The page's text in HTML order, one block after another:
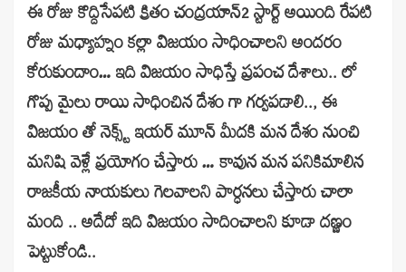
ఈ రోజు కొద్దిసేపటి క్రితం చంద్రయాన్2 స్టార్ట్ అయింది రేపటి
రోజు మధ్యాహ్నం కల్లా విజయం సాధించాలని అందరం
కోరుకుందాం… ఇది విజయం సాధిస్తే ప్రపంచ దేశాలు.. లో
గొప్ప మైలు రాయి సాధించిన దేశం గా గర్వపడాలి.., ఈ
విజయం తో నెక్స్ట్ ఇయర్ మూన్ మీదకి మన దేశం నుంచి
మనిషి వెళ్లే ప్రయోగం చేస్తారు … కావున మన పనికిమాలిన
రాజకీయ నాయకులు గెలవాలని పార్ధనలు చేస్తారు చాలా
మంది .. అదేదో ఇది విజయం సాదించాలని కూడా దణ్ణం
పెట్టుకోండి..